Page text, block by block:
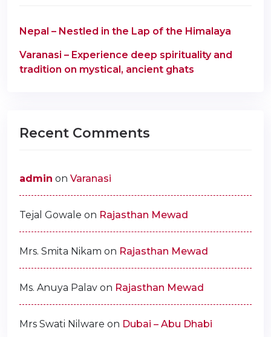
Nepal – Nestled in the Lap of the Himalaya
Varanasi – Experience deep spirituality and
tradition on mystical, ancient ghats
Recent Comments
admin on Varanasi
Tejal Gowale on Rajasthan Mewad
Mrs. Smita Nikam on Rajasthan Mewad
Ms. Anuya Palav on Rajasthan Mewad
Mrs Swati Nilware on Dubai – Abu Dhabi